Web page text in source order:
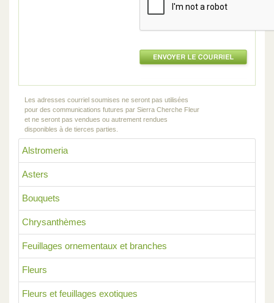
Alstromeria
Asters
Bouquets
Chrysanthèmes
Feuillages ornementaux et branches
Fleurs
Fleurs et feuillages exotiques
Les adresses courriel soumises ne seront pas utilisées
pour des communications futures par Sierra Cherche Fleur
et ne seront pas vendues ou autrement rendues
disponibles à de tierces parties.